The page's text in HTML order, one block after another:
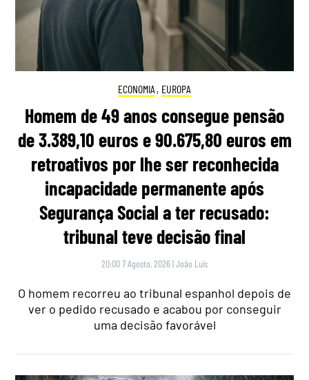
ECONOMIA , EUROPA
Homem de 49 anos consegue pensão
de 3.389,10 euros e 90.675,80 euros em
retroativos por lhe ser reconhecida
incapacidade permanente após
Segurança Social a ter recusado:
tribunal teve decisão final
20:00 7 Agosto, 2026 |João Luís
O homem recorreu ao tribunal espanhol depois de
ver o pedido recusado e acabou por conseguir
uma decisão favorável